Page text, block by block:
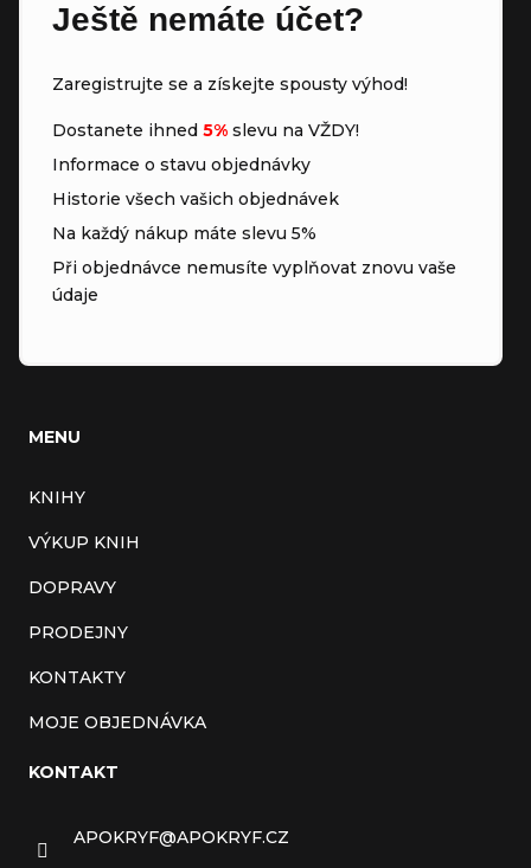
Ještě nemáte účet?
Zaregistrujte se a získejte spousty výhod!
Dostanete ihned 5% slevu na VŽDY!
Informace o stavu objednávky
Historie všech vašich objednávek
Na každý nákup máte slevu 5%
Při objednávce nemusíte vyplňovat znovu vaše
údaje
MENU
KNIHY
VÝKUP KNIH
DOPRAVY
PRODEJNY
KONTAKTY
MOJE OBJEDNÁVKA
KONTAKT
APOKRYF@APOKRYF.CZ